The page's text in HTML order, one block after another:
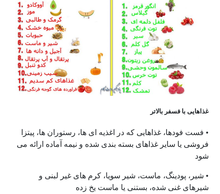
غذاهایی با فسفر بالاتر
• فست فودها، غذاهایی که در اغذیه ای ها، رستوران ها، پیتزا
فروشی یا سایر غذاهای بسته بندی شده و نیمه آماده ارائه می
شود
• شیر، پودینگ، ماست، شیر سویا، کرم های غیر لبنی و
شیرهای غنی شده، بستنی یا ماست یخ زده